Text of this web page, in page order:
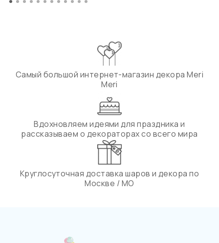
Самый большой интернет-магазин декора Meri
Meri
Вдохновляем идеями для праздника и
рассказываем о декораторах со всего мира
Круглосуточная доставка шаров и декора по
Москве / МО